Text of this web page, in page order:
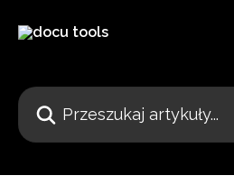
Przeszukaj artykuły...